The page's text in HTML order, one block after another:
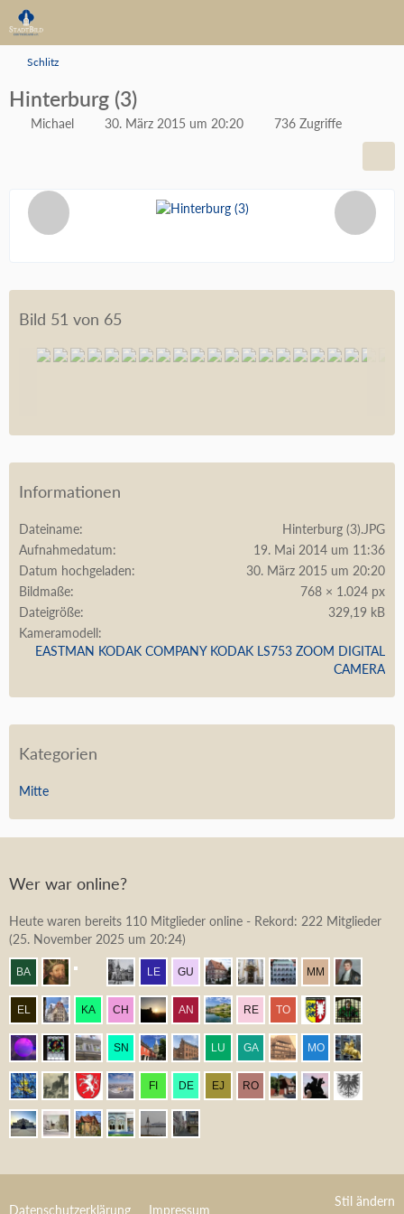
Schlitz
Hinterburg (3)
Michael 30. März 2015 um 20:20 736 Zugriffe
Bild 51 von 65
Informationen
Dateiname
Hinterburg (3).JPG
Aufnahmedatum
19. Mai 2014 um 11:36
Datum hochgeladen
30. März 2015 um 20:20
Bildmaße
768 × 1.024 px
Dateigröße
329,19 kB
Kameramodell
EASTMAN KODAK COMPANY KODAK LS753 ZOOM DIGITAL
CAMERA
Kategorien
Mitte
Wer war online?
Heute waren bereits 110 Mitglieder online - Rekord: 222 Mitglieder
(25. November 2025 um 20:24)
Stil ändern
Datenschutzerklärung Impressum